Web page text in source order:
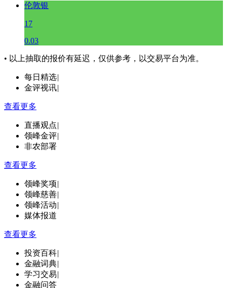
伦敦银
17
0.03
• 以上抽取的报价有延迟，仅供参考，以交易平台为准。
每日精选|
金评视讯|
查看更多
直播观点|
领峰金评|
非农部署
查看更多
领峰奖项|
领峰慈善|
领峰活动|
媒体报道
查看更多
投资百科|
金融词典|
学习交易|
金融问答